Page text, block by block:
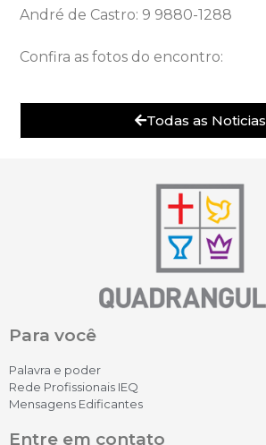
André de Castro: 9 9880-1288
Confira as fotos do encontro:
Todas as Noticias
Para você
Palavra e poder
Rede Profissionais IEQ
Mensagens Edificantes
Entre em contato